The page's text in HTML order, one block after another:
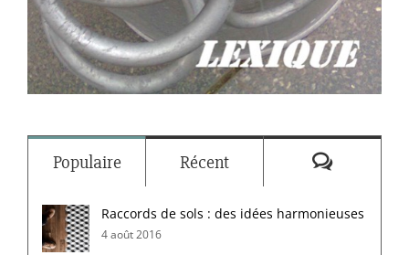
Populaire Récent
Raccords de sols : des idées harmonieuses
4 août 2016